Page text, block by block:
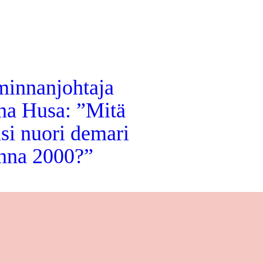
Husa: ”Mitä
nuori demari
2000?”